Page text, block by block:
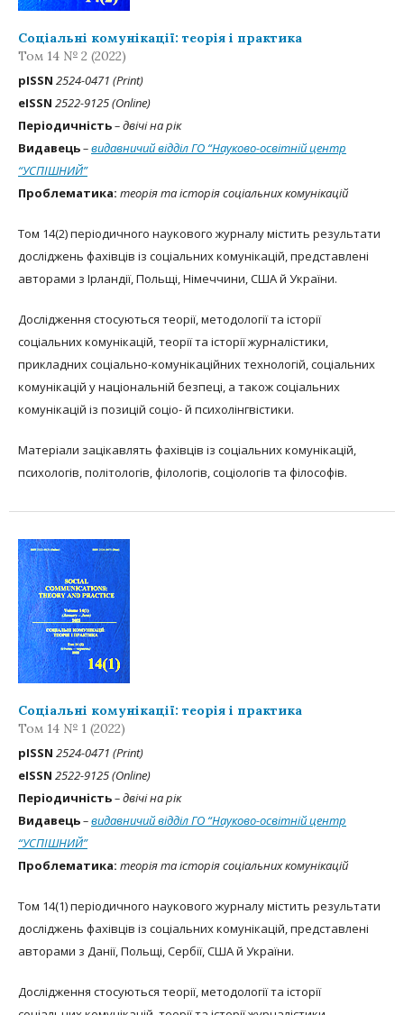
Соціальні комунікації: теорія і практика
Том 14 № 2 (2022)
рISSN 2524-0471 (Print)
eISSN 2522-9125 (Online)
Періодичність– двічі на рік
Видавець–видавничий відділ ГО “Науково-освітній центр
“УСПІШНИЙ”
Проблематика: теорія та історія соціальних комунікацій
Том 14(2) періодичного наукового журналу містить результати
досліджень фахівців із соціальних комунікацій, представлені
авторами з Ірландії, Польщі, Німеччини, США й України.
Дослідження стосуються теорії, методології та історії
соціальних комунікацій, теорії та історії журналістики,
прикладних соціально-комунікаційних технологій, соціальних
комунікацій у національній безпеці, а також соціальних
комунікацій із позицій соціо- й психолінгвістики.
Матеріали зацікавлять фахівців із соціальних комунікацій,
психологів, політологів, філологів, соціологів та філософів.
Соціальні комунікації: теорія і практика
Том 14 № 1 (2022)
рISSN 2524-0471 (Print)
eISSN 2522-9125 (Online)
Періодичність– двічі на рік
Видавець–видавничий відділ ГО “Науково-освітній центр
“УСПІШНИЙ”
Проблематика: теорія та історія соціальних комунікацій
Том 14(1) періодичного наукового журналу містить результати
досліджень фахівців із соціальних комунікацій, представлені
авторами з Данії, Польщі, Сербії, США й України.
Дослідження стосуються теорії, методології та історії